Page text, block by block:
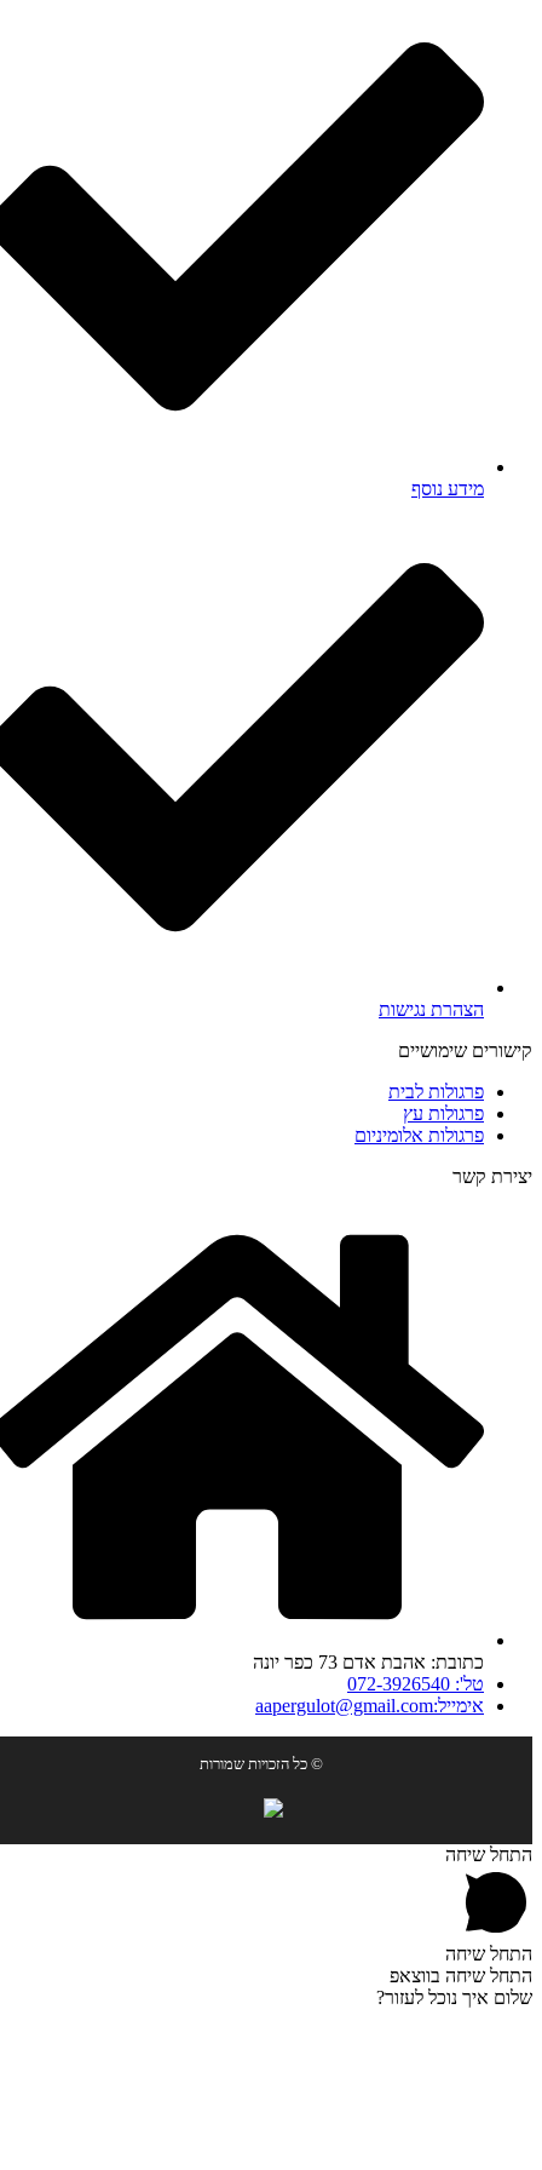
מידע נוסף
הצהרת נגישות
קישורים שימושיים
פרגולות לבית
פרגולות עץ
פרגולות אלומיניום
יצירת קשר
כתובת: אהבת אדם 73 כפר יונה
טל': 072-3926540
אימייל:aapergulot@gmail.com
© כל הזכויות שמורות
התחל שיחה
התחל שיחה
התחל שיחה בווצאפ
שלום איך נוכל לעזור?